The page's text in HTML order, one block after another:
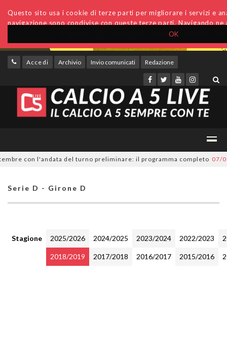
OK
Questo sito usa i cookie di terze parti per migliorare i servizi e
navigazione sono condivise con queste terze parti. Navigando
Accedi Archivio Invio comunicati Redazione
con l'andata del turno preliminare: il programma completo 07/08/
Serie D - Girone D
Stagione 2025/2026 2024/2025 2023/2024 2022/2023
2018/2019 2017/2018 2016/2017 2015/2016